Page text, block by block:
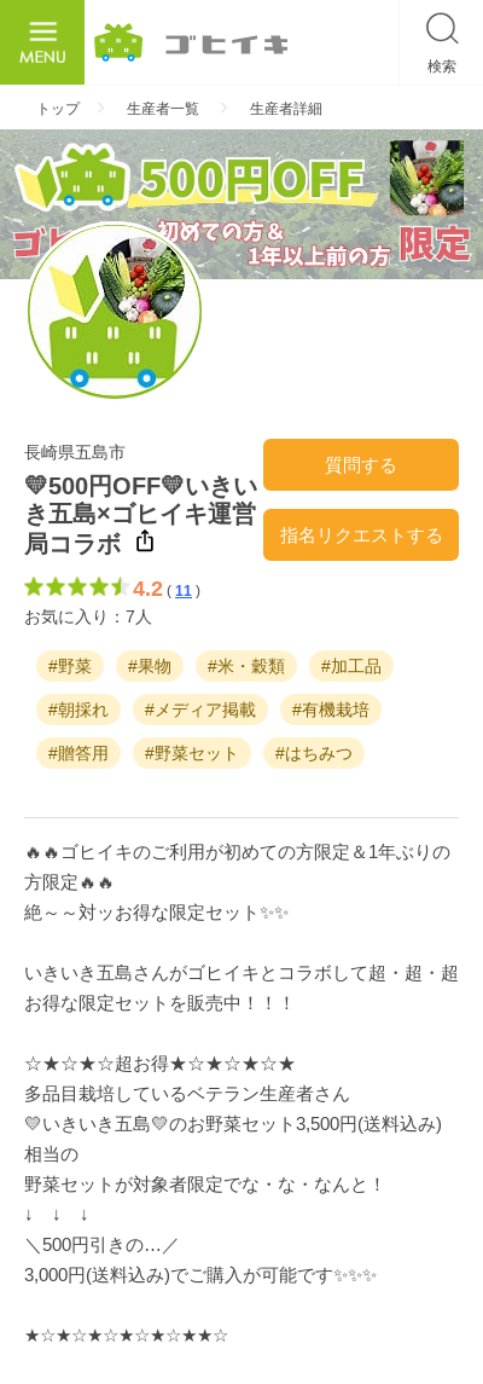
検索
トップ 生産者一覧 生産者詳細
長崎県五島市
💛500円OFF💛いきい
き五島×ゴヒイキ運営
局コラボ
4.2 ( 11 )
お気に入り：7人
質問する
指名リクエストする
#野菜 #果物 #米・穀類 #加工品
#朝採れ #メディア掲載 #有機栽培
#贈答用 #野菜セット #はちみつ
🔥🔥ゴヒイキのご利用が初めての方限定＆1年ぶりの
方限定🔥🔥
絶～～対ッお得な限定セット✨✨
いきいき五島さんがゴヒイキとコラボして超・超・超
お得な限定セットを販売中！！！
☆★☆★☆超お得★☆★☆★☆★
多品目栽培しているベテラン生産者さん
💛いきいき五島💛のお野菜セット3,500円(送料込み)
相当の
野菜セットが対象者限定でな・な・なんと！
↓ ↓ ↓
＼500円引きの…／
3,000円(送料込み)でご購入が可能です✨✨✨
★☆★☆★☆★☆★☆★★☆